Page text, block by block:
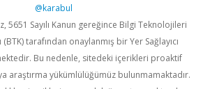
@karabul
5651 Sayılı Kanun gereğince Bilgi Teknolojileri
tarafından onaylanmış bir Yer Sağlayıcı
Bu nedenle, sitedeki içerikleri proaktif
araştırma yükümlülüğümüz bulunmamaktadır.